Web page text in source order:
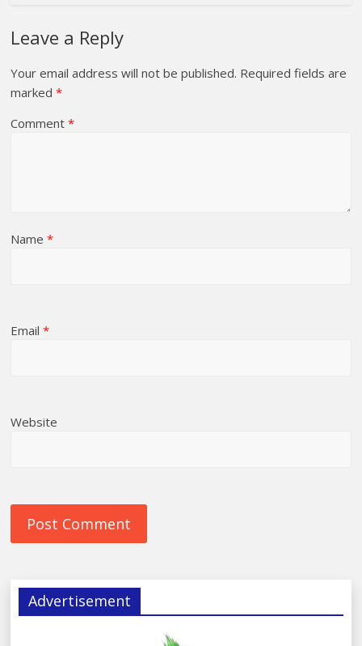
Leave a Reply
Your email address will not be published. Required fields are
marked*
Comment*
Name*
Email*
Website
Advertisement